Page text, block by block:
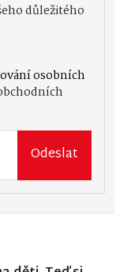
důležitého
osobních
Odeslat